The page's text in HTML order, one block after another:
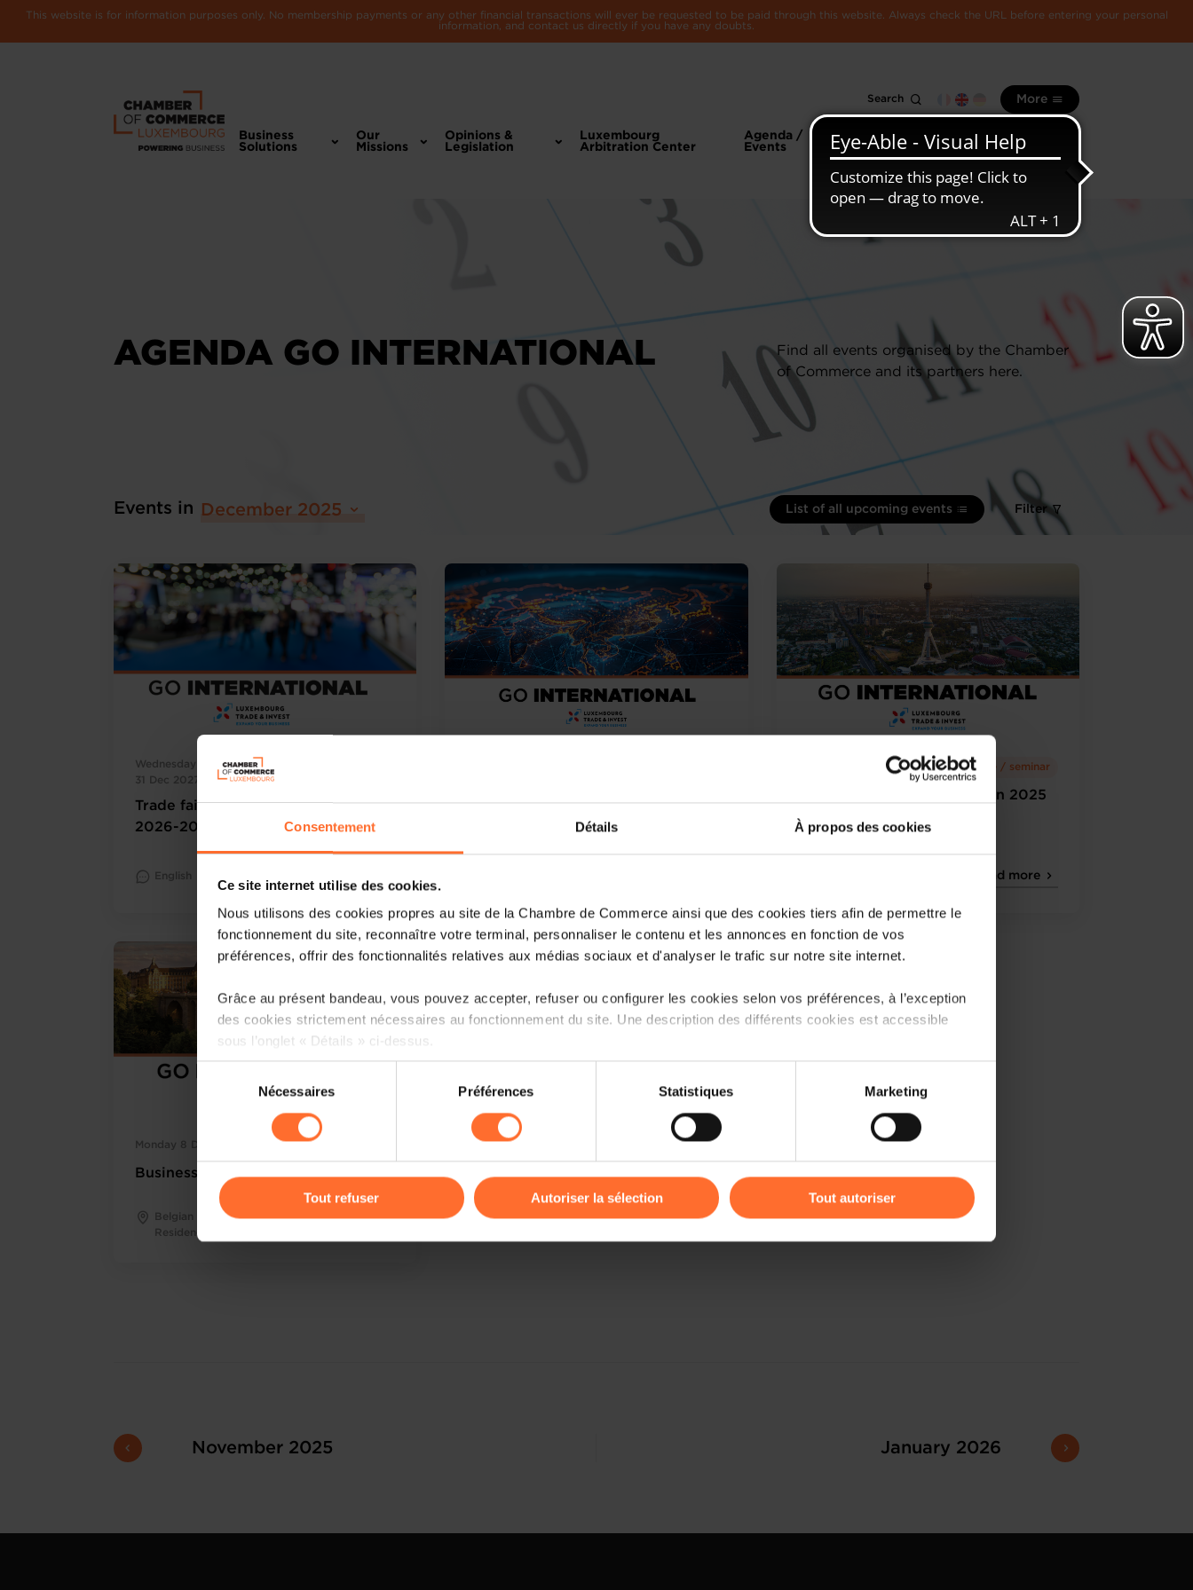
Consentement Détails À propos des cookies
Ce site internet utilise des cookies.
Nous utilisons des cookies propres au site de la Chambre de Commerce ainsi que des cookies tiers afin de permettre le
fonctionnement du site, reconnaître votre terminal, personnaliser le contenu et les annonces en fonction de vos
préférences, offrir des fonctionnalités relatives aux médias sociaux et d'analyser le trafic sur notre site internet.
Grâce au présent bandeau, vous pouvez accepter, refuser ou configurer les cookies selon vos préférences, à l’exception
des cookies strictement nécessaires au fonctionnement du site. Une description des différents cookies est accessible
sous l’onglet « Détails » ci-dessus.
Il est précisé que la navigation sur le site et certaines fonctionnalités (ex : lecture de vidéos, partage sur les réseaux
cas de refus de tous les cookies ou des cookies non nécessaires.
gauche de chaque page.
consentement
Nécessaires Préférences Statistiques Marketing
Tout refuser Autoriser la sélection Tout autoriser
This website is for information purposes only. No membership payments or any other financial transactions will ever be requested to be paid through this website. Always check the URL before entering your personal
information, and contact us directly if you have any doubts.
Search More
Business
Solutions
Our
Missions
Opinions &
Legislation
Luxembourg
Arbitration Center
Agenda /
Events
information
Luxembourg
economy
AGENDA GO INTERNATIONAL
Find all events organised by the Chamber
of Commerce and its partners here.
Events in December 2025 List of all upcoming events Filter
Wednesday 1 Oct 2025 > Friday
31 Dec 2027
Trade fairs - Annual Programme
2026-2027
English
Foreign Trade Agenda 2026
Tuesday 2 Dec 2025 Conference / seminar
Country Seminar Uzbekistan 2025
Read more
Monday 8 Dec 2025
Business Delegation from Flanders
Belgian Ambassador’s
Residence
November 2025 January 2026